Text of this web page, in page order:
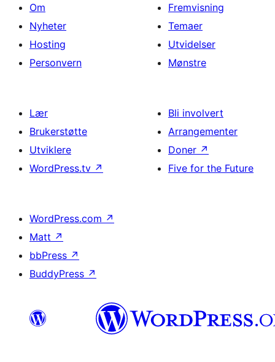
Om
Nyheter
Hosting
Personvern
Fremvisning
Temaer
Utvidelser
Mønstre
Lær
Brukerstøtte
Utviklere
WordPress.tv ↗
Bli involvert
Arrangementer
Doner ↗
Five for the Future
WordPress.com ↗
Matt ↗
bbPress ↗
BuddyPress ↗